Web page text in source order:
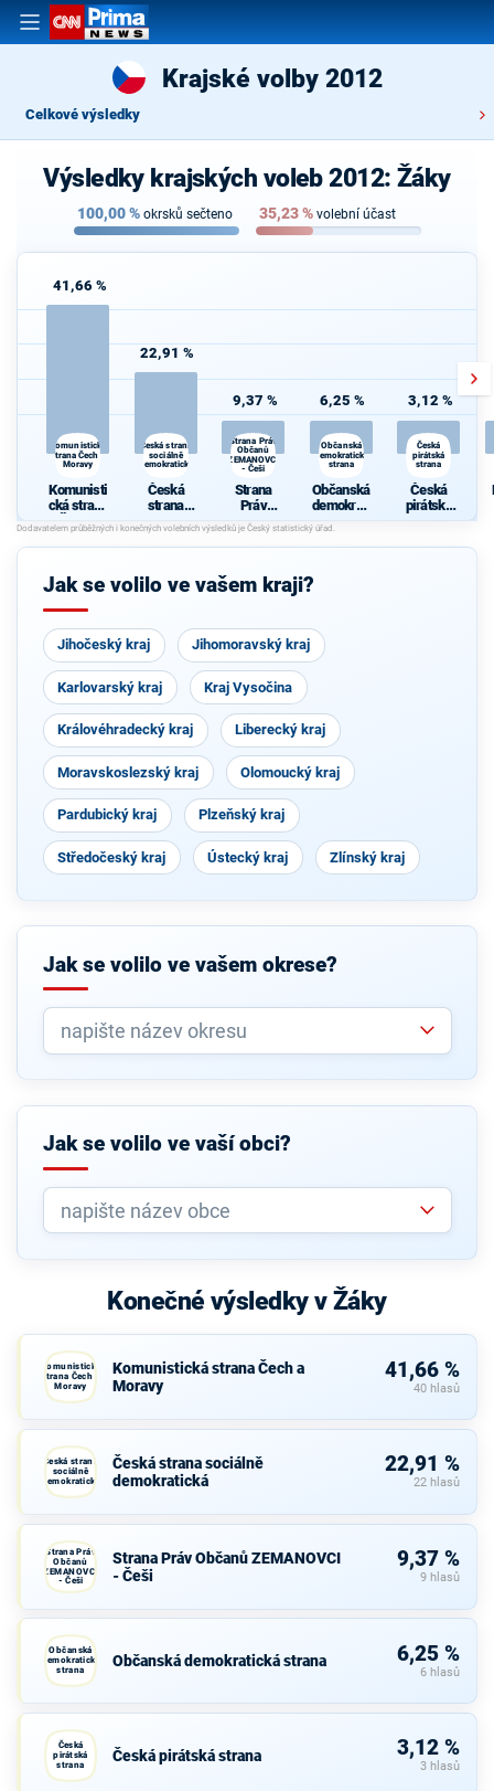
Krajské volby 2012
Celkové výsledky
Výsledky krajských voleb 2012: Žáky
100,00% okrsků sečteno 35,23% volební účast
41,66 %
Komunistická
strana Čech a
Moravy
Komunisti
cká strana
Čech a
Moravy
22,91 %
Česká strana
sociálně
demokratická
Česká
strana
sociálně
demokrati
cká
9,37 %
Strana Práv
Občanů
ZEMANOVCI
- Češi
Strana
Práv
Občanů
ZEMANO
VCI - Češi
6,25 %
Občanská
demokratická
strana
Občanská
demokrati
cká strana
3,12 %
Česká
pirátská
strana
Česká
pirátská
strana
Jak se volilo ve vašem kraji?
Jihočeský kraj Jihomoravský kraj
Karlovarský kraj Kraj Vysočina
Královéhradecký kraj Liberecký kraj
Moravskoslezský kraj Olomoucký kraj
Pardubický kraj Plzeňský kraj
Středočeský kraj Ústecký kraj Zlínský kraj
Jak se volilo ve vašem okrese?
Jak se volilo ve vaší obci?
Konečné výsledky v Žáky
Komunistická
strana Čech a
Moravy
Komunistická strana Čech a
Moravy
41,66 %
40 hlasů
Česká strana
sociálně
demokratická
Česká strana sociálně
demokratická
22,91 %
22 hlasů
Strana Práv
Občanů
ZEMANOVCI
- Češi
Strana Práv Občanů ZEMANOVCI
- Češi
9,37 %
9 hlasů
Občanská
demokratická
strana
Občanská demokratická strana 6,25 %
6 hlasů
Česká
pirátská
strana
Česká pirátská strana 3,12 %
3 hlasů